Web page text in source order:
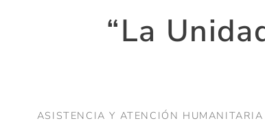
“La
ASISTENCIA Y ATENCIÓN HUMANITARIA